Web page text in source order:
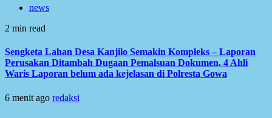
news
2 min read
Sengketa Lahan Desa Kanjilo Semakin Kompleks – Laporan
Perusakan Ditambah Dugaan Pemalsuan Dokumen, 4 Ahli
Waris Laporan belum ada kejelasan di Polresta Gowa
6 menit ago redaksi